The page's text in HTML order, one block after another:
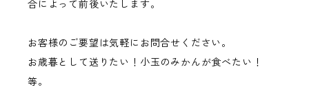
合によって前後いたします。
お客様のご要望は気軽にお問合せください。
お歳暮として送りたい！小玉のみかんが食べたい！
等。